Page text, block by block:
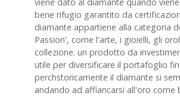
bene rifugio garantito da
diamante appartiene alla categoria
Passion', come l'arte, i gioielli, gli
collezione. un prodotto da
utile per diversificare il portafoglio
perchstoricamente il diamante si
andando ad affiancarsi all'oro come